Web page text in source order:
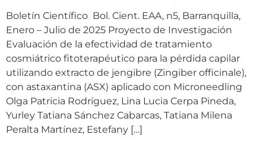
Boletín Científico Bol. Cient. EAA, n5, Barranquilla,
Enero – Julio de 2025 Proyecto de Investigación
Evaluación de la efectividad de tratamiento
cosmiátrico fitoterapéutico para la pérdida capilar
utilizando extracto de jengibre (Zingiber officinale),
con astaxantina (ASX) aplicado con Microneedling
Olga Patricia Rodríguez, Lina Lucia Cerpa Pineda,
Yurley Tatiana Sánchez Cabarcas, Tatiana Milena
Peralta Martínez, Estefany […]